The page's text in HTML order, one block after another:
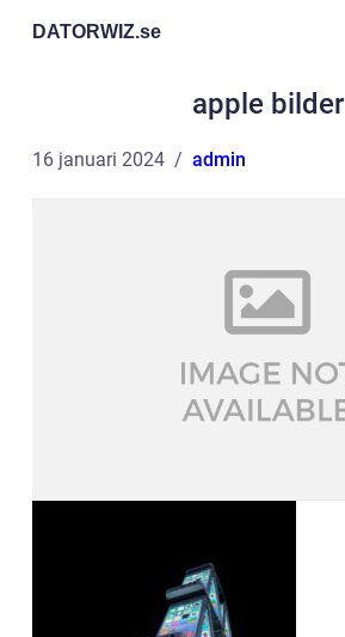
DATORWIZ.se
apple bilder
16 januari 2024 admin